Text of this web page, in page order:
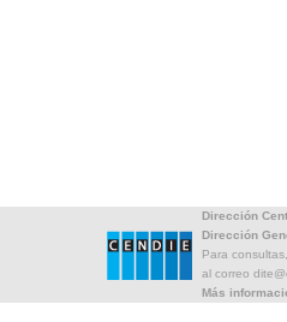
Dirección
Dirección
Para
al correo
Más